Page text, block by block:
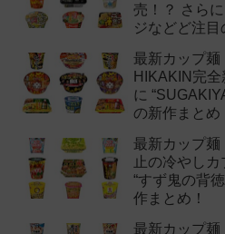
売！？ さら
ジなどど注目
最新カップ麺
HIKAKIN完全
に
の新作まとめ
最新カップ麺
止の冷やし
“すず鬼の背
作まとめ！
最新カップ麺